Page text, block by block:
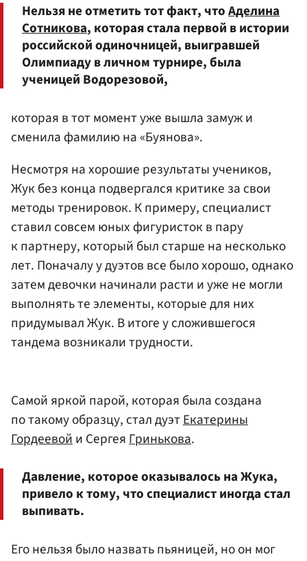
Нельзя не отметить тот факт, чтоАделина
Сотникова, которая стала первой в истории
российской одиночницей, выигравшей
Олимпиаду в личном турнире, была
ученицей Водорезовой,
которая в тот момент уже вышла замуж и
сменила фамилию на «Буянова».
Несмотря на хорошие результаты учеников,
Жук без конца подвергался критике за свои
методы тренировок. К примеру, специалист
ставил совсем юных фигуристок в пару
к партнеру, который был старше на несколько
лет. Поначалу у дуэтов все было хорошо, однако
затем девочки начинали расти и уже не могли
выполнять те элементы, которые для них
придумывал Жук. В итоге у сложившегося
тандема возникали трудности.
Самой яркой парой, которая была создана
по такому образцу, стал дуэтЕкатерины
Гордеевойи СергеяГринькова.
Давление, которое оказывалось на Жука,
привело к тому, что специалист иногда стал
выпивать.
Его нельзя было назвать пьяницей, но он мог